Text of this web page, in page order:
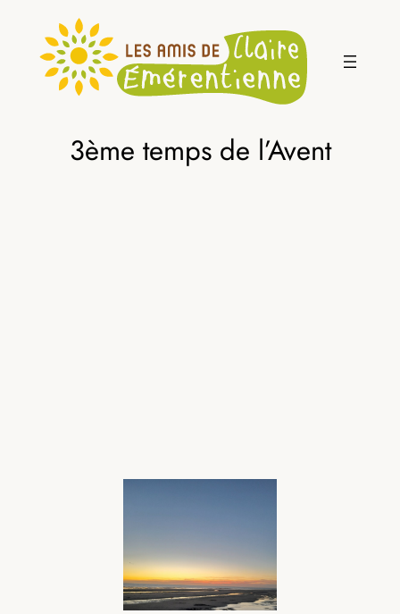
contenu
3ème temps de l’Avent